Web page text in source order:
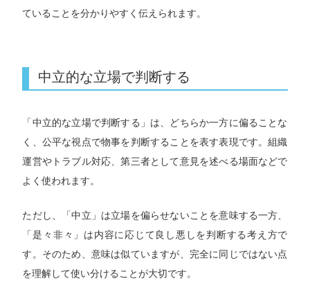
ていることを分かりやすく伝えられます。
中立的な立場で判断する
「中立的な立場で判断する」は、どちらか一方に偏ることな
く、公平な視点で物事を判断することを表す表現です。組織
運営やトラブル対応、第三者として意見を述べる場面などで
よく使われます。
ただし、「中立」は立場を偏らせないことを意味する一方、
「是々非々」は内容に応じて良し悪しを判断する考え方で
す。そのため、意味は似ていますが、完全に同じではない点
を理解して使い分けることが大切です。